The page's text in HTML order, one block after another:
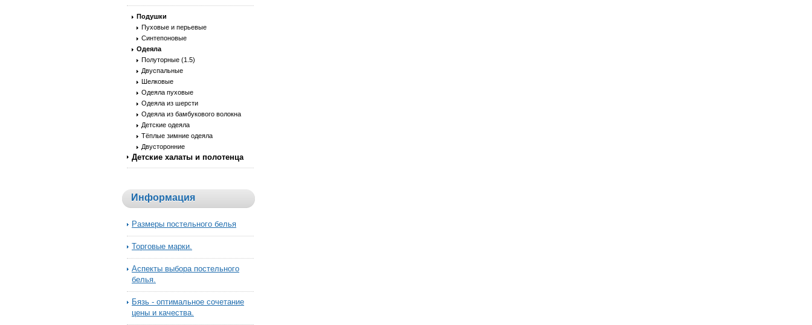
Подушки
Пуховые и перьевые
Синтепоновые
Одеяла
Полуторные (1.5)
Двуспальные
Шелковые
Одеяла пуховые
Одеяла из шерсти
Одеяла из бамбукового волокна
Детские одеяла
Тёплые зимние одеяла
Двусторонние
Детские халаты и полотенца
Информация
Размеры постельного белья
Торговые марки.
Аспекты выбора постельного
белья.
Бязь - оптимальное сочетание
цены и качества.